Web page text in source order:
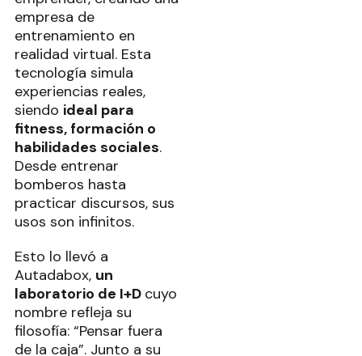
empresa de
entrenamiento en
realidad virtual. Esta
tecnología simula
experiencias reales,
siendo ideal para
fitness, formación o
habilidades sociales.
Desde entrenar
bomberos hasta
practicar discursos, sus
usos son infinitos.
Esto lo llevó a
Autadabox, un
laboratorio de I+D cuyo
nombre refleja su
filosofía: “Pensar fuera
de la caja”. Junto a su